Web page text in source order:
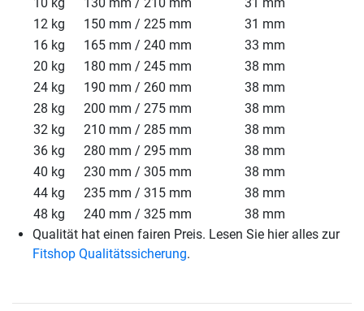
10 kg
130 mm / 210 mm
31 mm
12 kg
150 mm / 225 mm
31 mm
16 kg
165 mm / 240 mm
33 mm
20 kg
180 mm / 245 mm
38 mm
24 kg
190 mm / 260 mm
38 mm
28 kg
200 mm / 275 mm
38 mm
32 kg
210 mm / 285 mm
38 mm
36 kg
280 mm / 295 mm
38 mm
40 kg
230 mm / 305 mm
38 mm
44 kg
235 mm / 315 mm
38 mm
48 kg
240 mm / 325 mm
38 mm
Qualität hat einen fairen Preis. Lesen Sie hier alles zur
Fitshop Qualitätssicherung.